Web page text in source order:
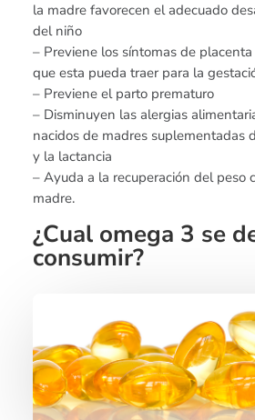
la madre favorecen el adecuado
del niño
– Previene los síntomas de
que esta pueda traer para la
– Previene el parto prematuro
– Disminuyen las alergias
nacidos de madres suplementadas
y la lactancia
– Ayuda a la recuperación del peso
madre.
¿Cual omega 3 se
consumir?